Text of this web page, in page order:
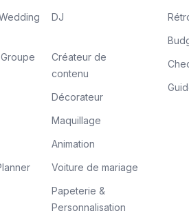
DJ
Créateur de
contenu
Décorateur
Maquillage
Animation
Voiture de mariage
Papeterie &
Personnalisation